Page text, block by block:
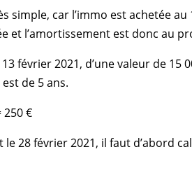
simple, car l’immo est achetée
et l’amortissement est donc au
février 2021, d’une valeur de 15
de 5 ans.
250 €
28 février 2021, il faut d’abord